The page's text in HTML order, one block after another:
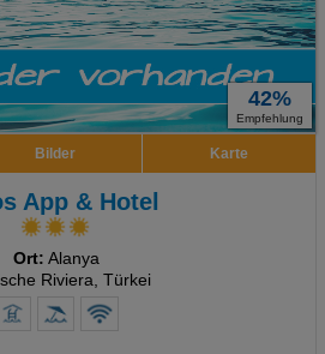
42%
Empfehlung
Bilder Karte
App & Hotel
Ort: Alanya
Riviera, Türkei